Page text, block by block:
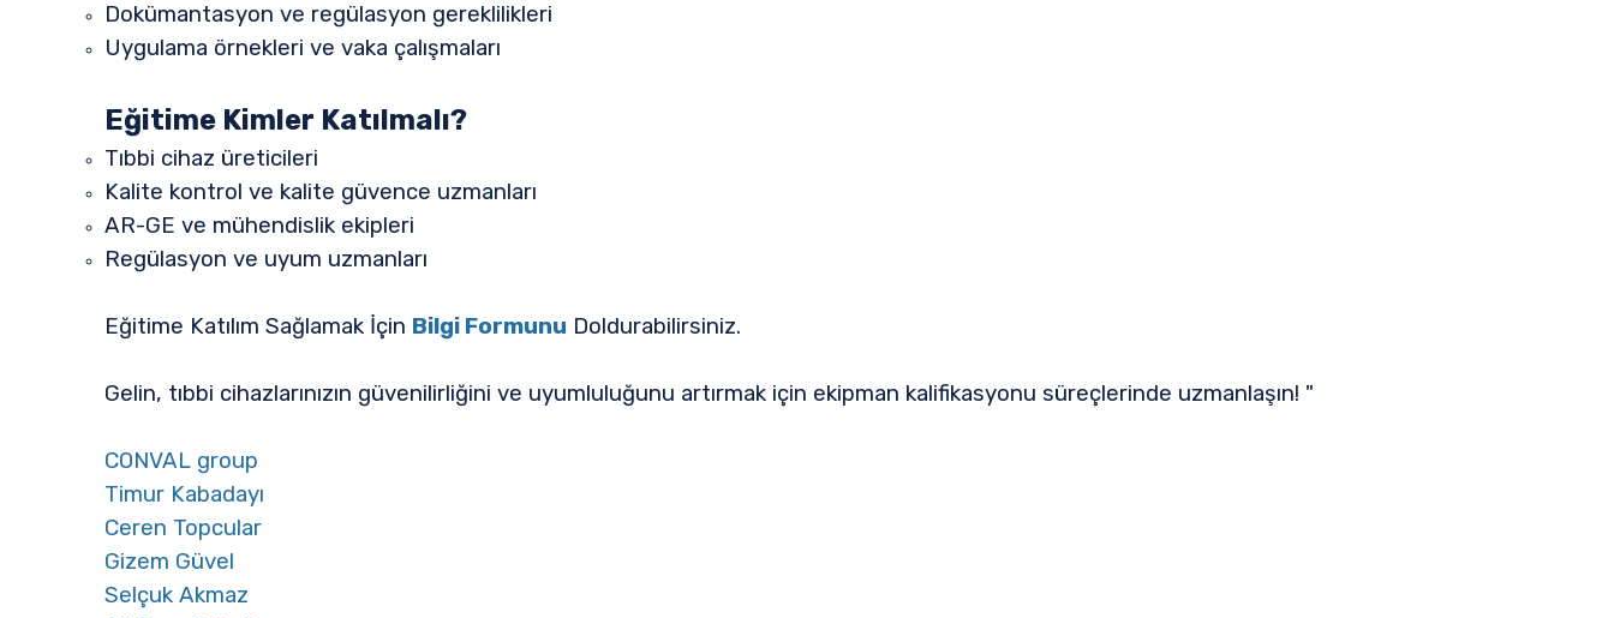
Dokümantasyon ve regülasyon gereklilikleri
Uygulama örnekleri ve vaka çalışmaları
Eğitime Kimler Katılmalı?
Tıbbi cihaz üreticileri
Kalite kontrol ve kalite güvence uzmanları
AR-GE ve mühendislik ekipleri
Regülasyon ve uyum uzmanları
Eğitime Katılım Sağlamak İçin Bilgi Formunu Doldurabilirsiniz.
Gelin, tıbbi cihazlarınızın güvenilirliğini ve uyumluluğunu artırmak için ekipman kalifikasyonu süreçlerinde uzmanlaşın! "
CONVAL group
Timur Kabadayı
Ceren Topcular
Gizem Güvel
Selçuk Akmaz